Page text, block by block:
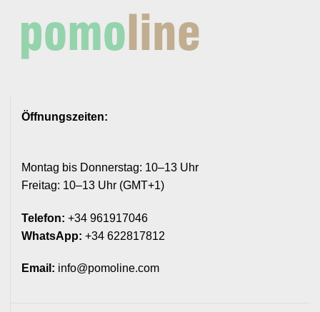
Öffnungszeiten:
Montag bis Donnerstag: 10–13 Uhr
Freitag: 10–13 Uhr (GMT+1)
Telefon: +34 961917046
WhatsApp: +34 622817812
Email: info@pomoline.com